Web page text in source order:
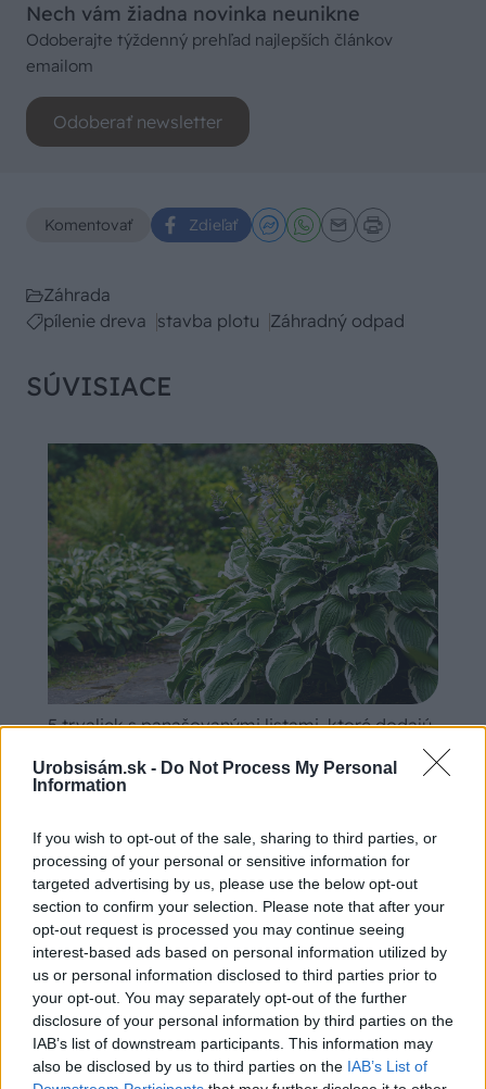
Urobsisám.sk - Do Not Process My Personal
Information
If you wish to opt-out of the sale, sharing to third parties, or
processing of your personal or sensitive information for
targeted advertising by us, please use the below opt-out
section to confirm your selection. Please note that after your
opt-out request is processed you may continue seeing
interest-based ads based on personal information utilized by
us or personal information disclosed to third parties prior to
your opt-out. You may separately opt-out of the further
disclosure of your personal information by third parties on the
IAB’s list of downstream participants. This information may
also be disclosed by us to third parties on the IAB’s List of
Nech vám žiadna novinka neunikne
Odoberajte týždenný prehľad najlepších článkov
emailom
Odoberať newsletter
Komentovať Zdieľať
Záhrada
pílenie dreva stavba plotu Záhradný odpad
SÚVISIACE
5 trvaliek s panašovanými listami, ktoré dodajú
Chystáte sa zavárať kápiu? Táto chyba ju